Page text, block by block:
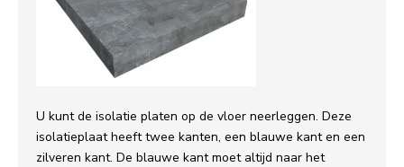
U kunt de isolatie platen op de vloer neerleggen. Deze
isolatieplaat heeft twee kanten, een blauwe kant en een
zilveren kant. De blauwe kant moet altijd naar het